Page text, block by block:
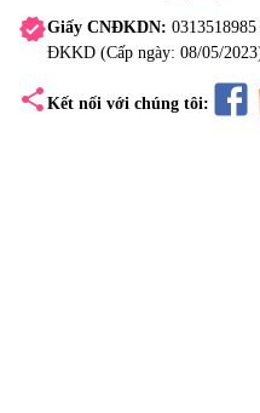
verifiedGiấy CNĐKDN:
ĐKKD (Cấp ngày: 08/05/
share Kết nối với chúng tôi: